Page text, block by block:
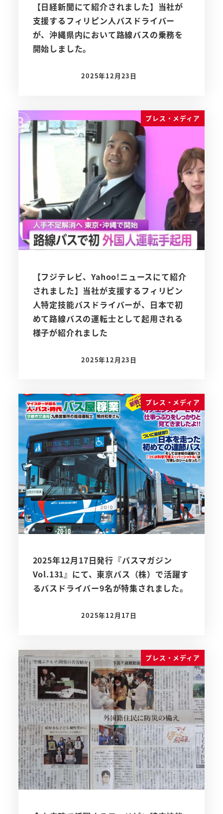
【日経新聞にて紹介されました】当社が
支援するフィリピン人バスドライバー
が、沖縄県内において路線バスの乗務を
開始しました。
投稿日
2025年12月23日
プレス・メディア
【フジテレビ、Yahoo!ニュースにて紹介
されました】当社が支援するフィリピン
人特定技能バスドライバーが、日本で初
めて路線バスの運転士として起用される
様子が紹介れました
投稿日
2025年12月23日
プレス・メディア
2025年12月17日発行『バスマガジン
Vol.131』にて、東京バス（株）で活躍す
るバスドライバー9名が特集されました。
投稿日
2025年12月17日
プレス・メディア